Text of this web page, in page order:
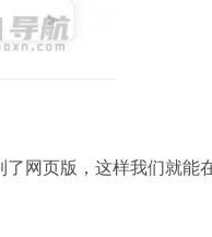
网页版，这样我们就能